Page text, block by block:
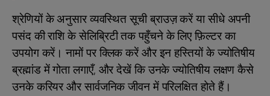
श्रेणियों के अनुसार व्यवस्थित सूची ब्राउज़ करें या सीधे अपनी
पसंद की राशि के सेलिब्रिटी तक पहुँचने के लिए फ़िल्टर का
उपयोग करें। नामों पर क्लिक करें और इन हस्तियों के ज्योतिषीय
ब्रह्मांड में गोता लगाएँ, और देखें कि उनके ज्योतिषीय लक्षण कैसे
उनके करियर और सार्वजनिक जीवन में परिलक्षित होते हैं।